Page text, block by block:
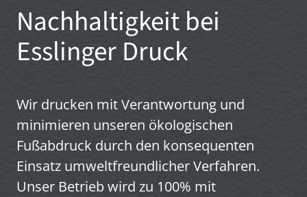
Nachhaltigkeit bei
Esslinger Druck
Wir drucken mit Verantwortung und
minimieren unseren ökologischen
Fußabdruck durch den konsequenten
Einsatz umweltfreundlicher Verfahren.
Unser Betrieb wird zu 100% mit